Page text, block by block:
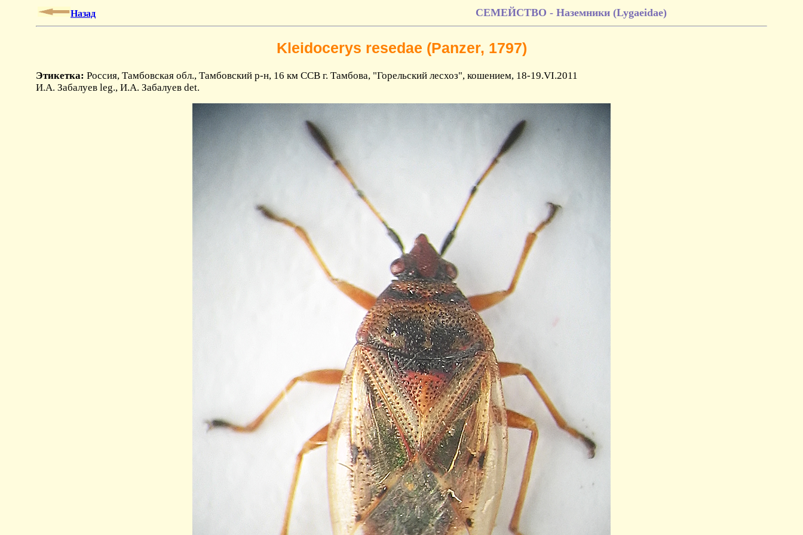
Назад СЕМЕЙСТВО - Наземники (Lygaeidae)
Kleidocerys resedae (Panzer, 1797)
Этикетка: Россия, Тамбовская обл., Тамбовский р-н, 16 км ССВ г. Тамбова, "Горельский лесхоз", кошением, 18-19.VI.2011
И.А. Забалуев leg., И.А. Забалуев det.